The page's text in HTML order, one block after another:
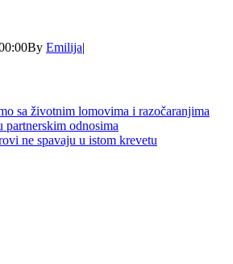
By Emilija|
sa životnim lomovima i razočaranjima
partnerskim odnosima
ne spavaju u istom krevetu